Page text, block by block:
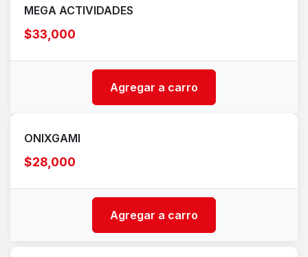
MEGA ACTIVIDADES
$33,000
Agregar a carro
ONIXGAMI
$28,000
Agregar a carro